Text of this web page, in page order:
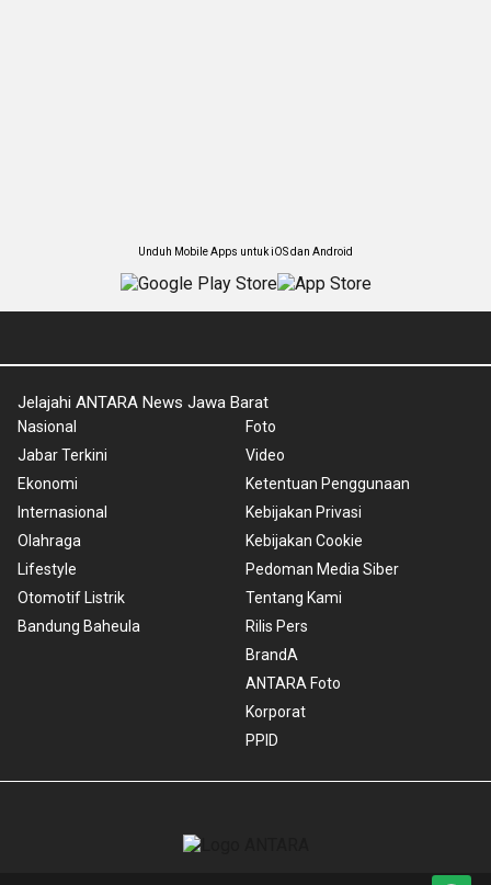
Unduh Mobile Apps untuk iOS dan Android
Jelajahi ANTARA News Jawa Barat
Nasional
Jabar Terkini
Ekonomi
Internasional
Olahraga
Lifestyle
Otomotif Listrik
Bandung Baheula
Foto
Video
Ketentuan Penggunaan
Kebijakan Privasi
Kebijakan Cookie
Pedoman Media Siber
Tentang Kami
Rilis Pers
BrandA
ANTARA Foto
Korporat
PPID